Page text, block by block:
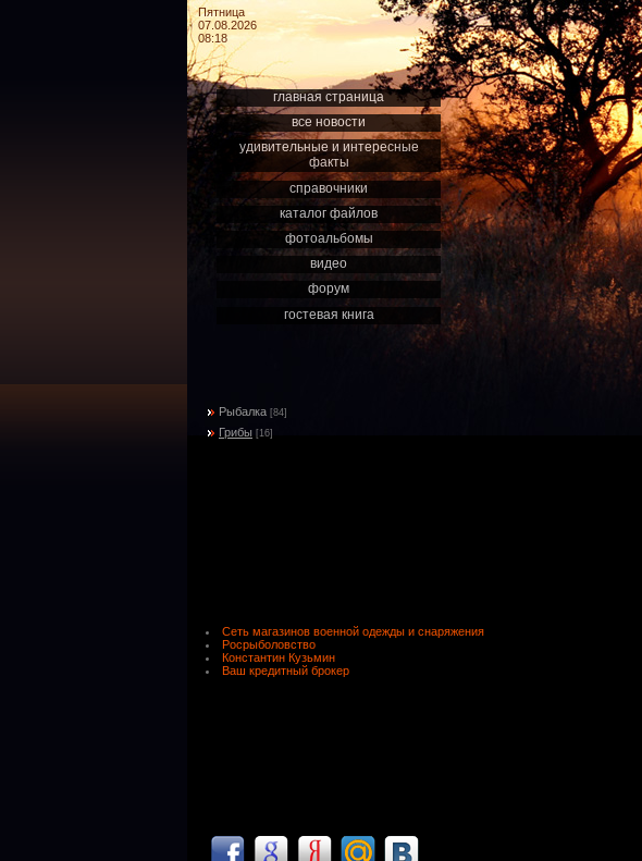
Пятница
07.08.2026
08:18
главная страница
все новости
удивительные и интересные
факты
справочники
каталог файлов
фотоальбомы
видео
форум
гостевая книга
Рыбалка [84]
Грибы [16]
Сеть магазинов военной одежды и снаряжения
Росрыболовство
Константин Кузьмин
Ваш кредитный брокер